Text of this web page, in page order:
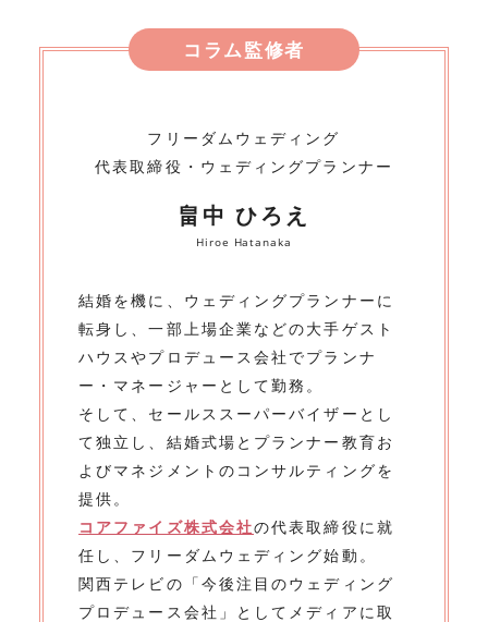
コラム監修者
フリーダムウェディング
代表取締役・ウェディングプランナー
畠中 ひろえ
Hiroe Hatanaka
結婚を機に、ウェディングプランナーに
転身し、一部上場企業などの大手ゲスト
ハウスやプロデュース会社でプランナ
ー・マネージャーとして勤務。
そして、セールススーパーバイザーとし
て独立し、結婚式場とプランナー教育お
よびマネジメントのコンサルティングを
提供。
コアファイズ株式会社の代表取締役に就
任し、フリーダムウェディング始動。
関西テレビの「今後注目のウェディング
プロデュース会社」としてメディアに取